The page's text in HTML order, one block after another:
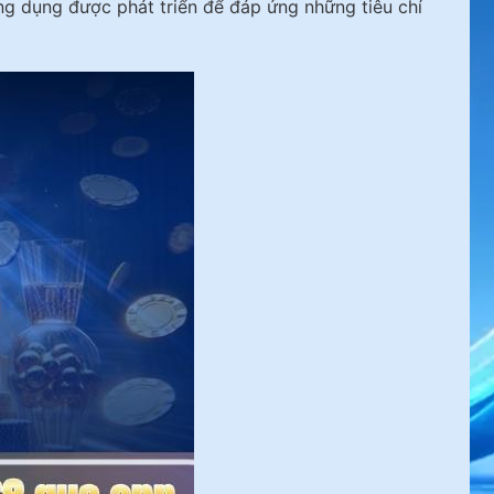
dụng được phát triển để đáp ứng những tiêu chí